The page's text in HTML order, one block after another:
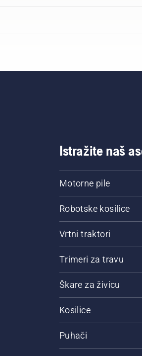
Istražite naš
Motorne pile
Robotske kosilice
Vrtni traktori
Trimeri za travu
Škare za živicu
Kosilice
Puhači